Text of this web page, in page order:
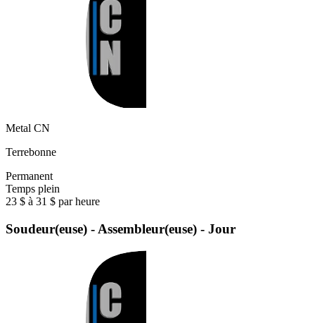
Metal CN
Terrebonne
Permanent
Temps plein
23 $ à 31 $ par heure
Soudeur(euse) - Assembleur(euse) - Jour